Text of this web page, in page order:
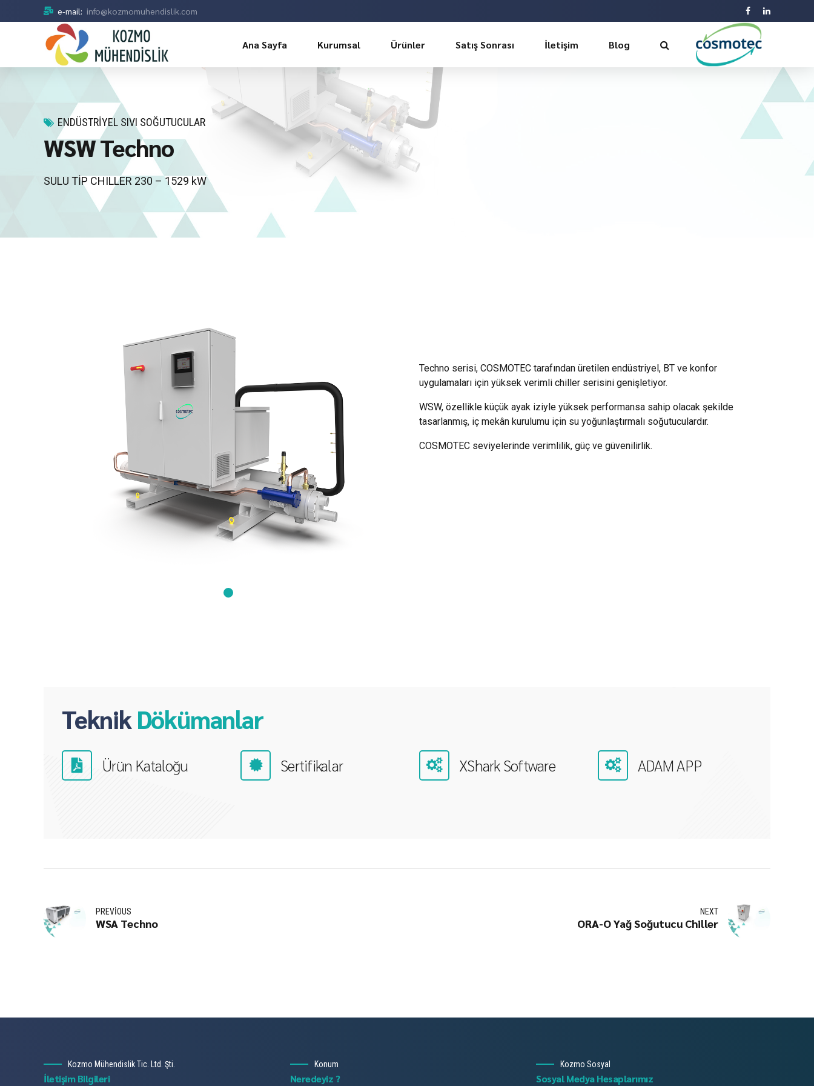
e-mail: info@kozmomuhendislik.com
Ana Sayfa Kurumsal Ürünler Satış Sonrası İletişim Blog
ENDÜSTRIYEL SIVI SOĞUTUCULAR
WSW Techno
SULU TİP CHILLER 230 – 1529 kW
Techno serisi, COSMOTEC tarafından üretilen endüstriyel, BT ve konfor
uygulamaları için yüksek verimli chiller serisini genişletiyor.
WSW, özellikle küçük ayak iziyle yüksek performansa sahip olacak şekilde
tasarlanmış, iç mekân kurulumu için su yoğunlaştırmalı soğutuculardır.
COSMOTEC seviyelerinde verimlilik, güç ve güvenilirlik.
Teknik Dökümanlar
Ürün Kataloğu Sertifikalar XShark Software ADAM APP
PREVIOUS
WSA Techno
NEXT
ORA-O Yağ Soğutucu Chiller
Kozmo Mühendislik Tic. Ltd. Şti.
İletişim Bilgileri
Konum
Neredeyiz ?
Kozmo Sosyal
Sosyal Medya Hesaplarımız